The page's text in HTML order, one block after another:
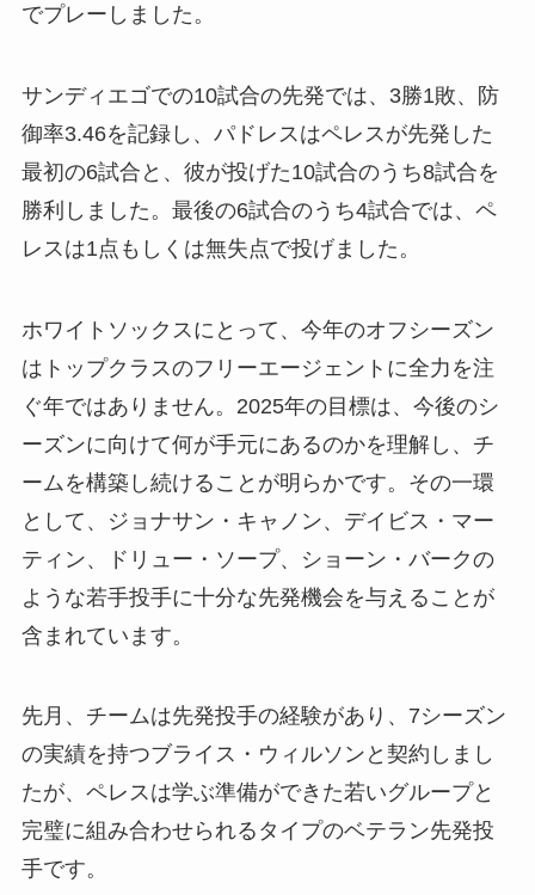
でプレーしました。
サンディエゴでの10試合の先発では、3勝1敗、防
御率3.46を記録し、パドレスはペレスが先発した
最初の6試合と、彼が投げた10試合のうち8試合を
勝利しました。最後の6試合のうち4試合では、ペ
レスは1点もしくは無失点で投げました。
ホワイトソックスにとって、今年のオフシーズン
はトップクラスのフリーエージェントに全力を注
ぐ年ではありません。2025年の目標は、今後のシ
ーズンに向けて何が手元にあるのかを理解し、チ
ームを構築し続けることが明らかです。その一環
として、ジョナサン・キャノン、デイビス・マー
ティン、ドリュー・ソープ、ショーン・バークの
ような若手投手に十分な先発機会を与えることが
含まれています。
先月、チームは先発投手の経験があり、7シーズン
の実績を持つブライス・ウィルソンと契約しまし
たが、ペレスは学ぶ準備ができた若いグループと
完璧に組み合わせられるタイプのベテラン先発投
手です。